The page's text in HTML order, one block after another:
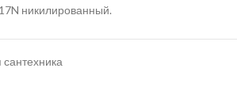
никилированный.